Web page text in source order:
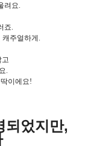
려요.
죠.
캐주얼하게.
고
.
이에요!
되었지만,